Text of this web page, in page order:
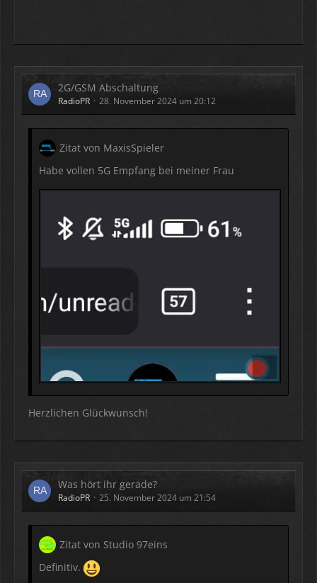
2G/GSM Abschaltung
RadioPR 28. November 2024 um 20:12
Zitat von MaxisSpieler
Habe vollen 5G Empfang bei meiner Frau
Herzlichen Glückwunsch!
Was hört ihr gerade?
RadioPR 25. November 2024 um 21:54
Zitat von Studio 97eins
Definitiv.